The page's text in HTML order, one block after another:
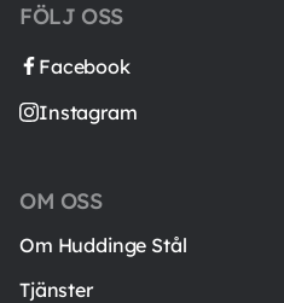
FÖLJ OSS
Facebook
Instagram
OM OSS
Om Huddinge Stål
Tjänster